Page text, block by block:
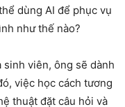
dùng AI để phục vụ
như thế nào?
sinh viên, ông sẽ dành
việc học cách tương
thuật đặt câu hỏi và